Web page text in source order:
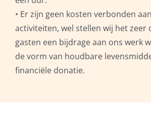
• Er zijn geen kosten verbonden
activiteiten, wel stellen wij het zeer
gasten een bijdrage aan ons werk
de vorm van houdbare
financiële donatie.